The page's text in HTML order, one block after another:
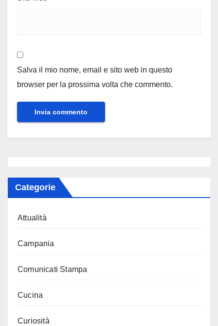
Salva il mio nome, email e sito web in questo
browser per la prossima volta che commento.
Categorie
Attualità
Campania
Comunicati Stampa
Cucina
Curiosità